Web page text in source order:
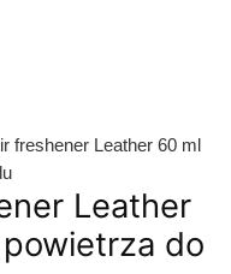
freshener Leather 60 ml
Leather
do